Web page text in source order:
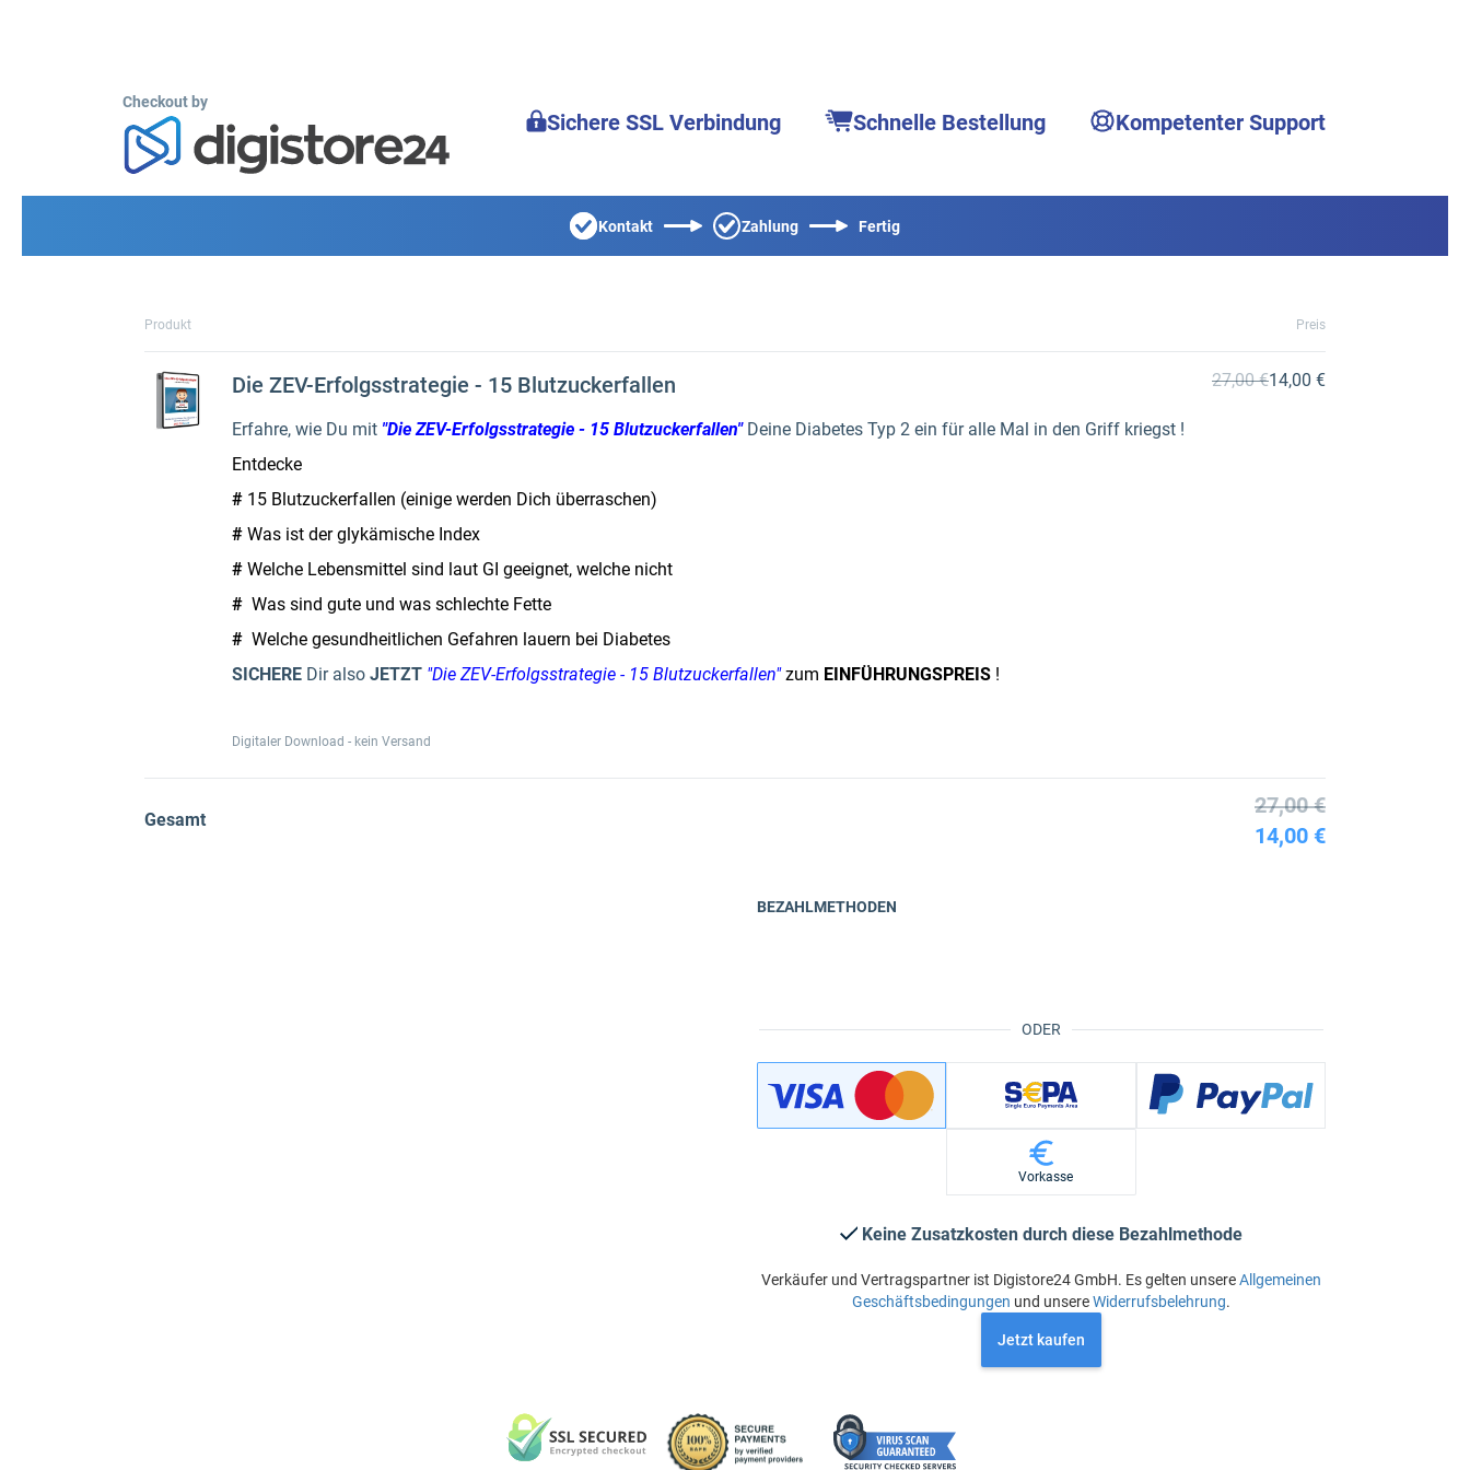
Checkout by
Sichere SSL Verbindung Schnelle Bestellung Kompetenter Support
Kontakt Zahlung Fertig
Produkt Preis
Die ZEV-Erfolgsstrategie - 15 Blutzuckerfallen
Erfahre, wie Du mit "Die ZEV-Erfolgsstrategie - 15 Blutzuckerfallen"Deine Diabetes Typ 2 ein für alle Mal in den Griff kriegst !
Entdecke
# 15 Blutzuckerfallen (einige werden Dich überraschen)
# Was ist der glykämische Index
# Welche Lebensmittel sind laut GI geeignet, welche nicht
# Was sind gute und was schlechte Fette
# Welche gesundheitlichen Gefahren lauern bei Diabetes
SICHERE Dir also JETZT "Die ZEV-Erfolgsstrategie - 15 Blutzuckerfallen" zum EINFÜHRUNGSPREIS !
Digitaler Download - kein Versand
27,00 €14,00 €
Gesamt
27,00 €
14,00 €
ODER
BEZAHLMETHODEN
Vorkasse
Keine Zusatzkosten durch diese Bezahlmethode
Verkäufer und Vertragspartner ist Digistore24 GmbH. Es gelten unsereAllgemeinen
Geschäftsbedingungen und unsereWiderrufsbelehrung.
Jetzt kaufen